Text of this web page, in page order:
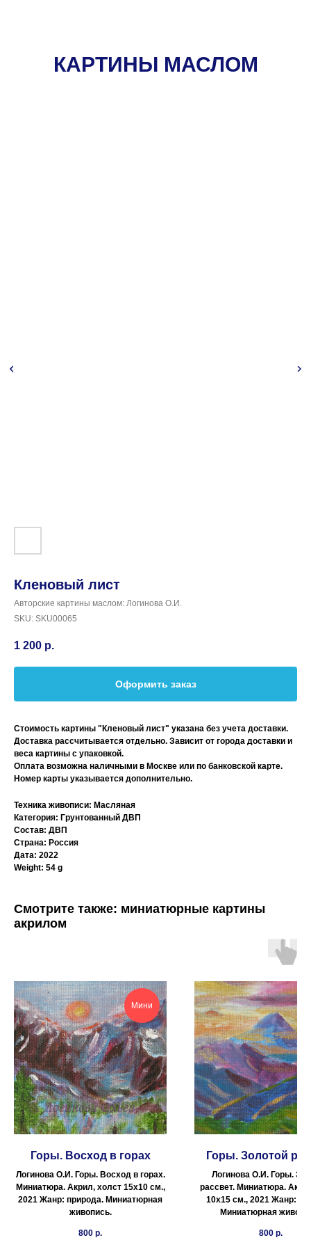
КАРТИНЫ МАСЛОМ
Кленовый лист
Авторские картины маслом: Логинова О.И.
SKU: SKU00065
1 200 р.
Оформить заказ
Стоимость картины "Кленовый лист" указана без учета доставки.
Доставка рассчитывается отдельно. Зависит от города доставки и
веса картины с упаковкой.
Оплата возможна наличными в Москве или по банковской карте.
Номер карты указывается дополнительно.
Техника живописи: Масляная
Категория: Грунтованный ДВП
Состав: ДВП
Страна: Россия
Дата: 2022
Weight: 54 g
Смотрите также: миниатюрные картины
акрилом
Мини
Горы. Восход в горах
Логинова О.И. Горы. Восход в горах.
Миниатюра. Акрил, холст 15х10 см.,
2021 Жанр: природа. Миниатюрная
живопись.
800 р.
Горы. Золотой
Логинова О.И. Горы.
рассвет. Миниатюра.
10х15 см., 2021 Жанр:
Миниатюрная
800 р.